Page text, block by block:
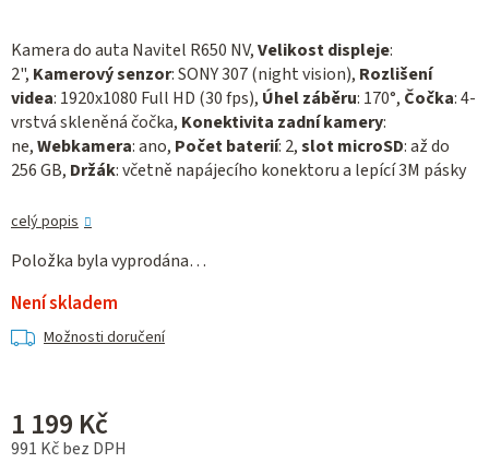
Kamera do auta Navitel R650 NV,Velikost displeje:
2", Kamerový senzor: SONY 307 (night vision), Rozlišení
videa: 1920х1080 Full HD (30 fps), Úhel záběru: 170°, Čočka: 4-
vrstvá skleněná čočka, Konektivita zadní kamery:
ne,Webkamera: ano, Počet baterií: 2,slot microSD: až do
256 GB, Držák: včetně napájecího konektoru a lepící 3M pásky
celý popis
Položka byla vyprodána…
Není skladem
Možnosti doručení
1 199 Kč
991 Kč bez DPH